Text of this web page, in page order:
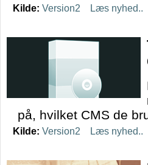
Kilde: Version2 Læs nyhed..
på, hvilket CMS de
Kilde: Version2 Læs nyhed..